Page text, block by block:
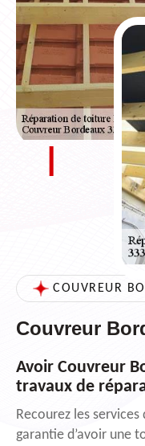
COUVREUR
Couvreur
Avoir Couvreur
travaux de
Recourez les
garantie d’avoir une